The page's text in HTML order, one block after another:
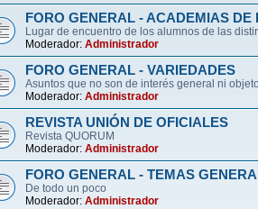
FORO GENERAL - ACADEMIAS DE
Lugar de encuentro de los alumnos de las
Moderador: Administrador
FORO GENERAL - VARIEDADES
Asuntos que no son de interés general ni
Moderador: Administrador
REVISTA UNIÓN DE OFICIALES
Revista QUORUM
Moderador: Administrador
FORO GENERAL - TEMAS
De todo un poco
Moderador: Administrador